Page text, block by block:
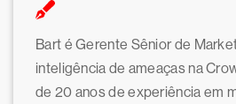
Bart é Gerente Sênior de
inteligência de ameaças na
de 20 anos de experiência em